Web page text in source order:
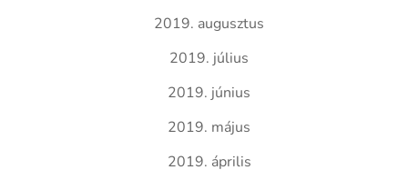
2019. augusztus
2019. július
2019. június
2019. május
2019. április